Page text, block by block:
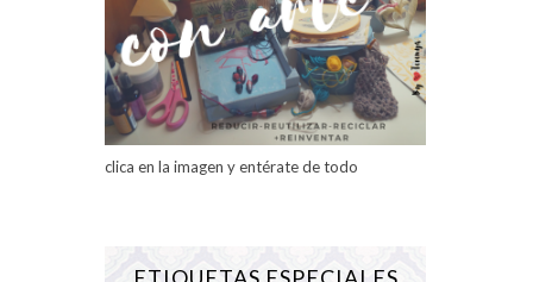
clica en la imagen y entérate de todo